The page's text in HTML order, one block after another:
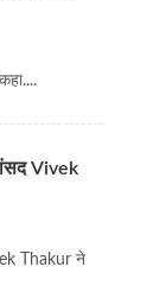
Vivek
Thakur ने